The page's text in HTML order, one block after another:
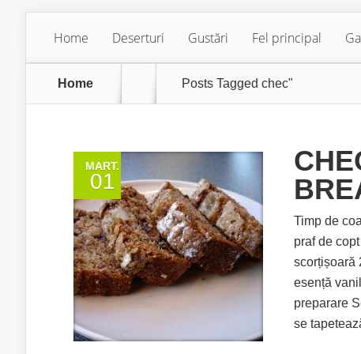
Home Deserturi Gustări Fel principal
Home Posts Tagged chec"
MART.
01
Timp de
praf de
scorțișoară
esență
preparare
se